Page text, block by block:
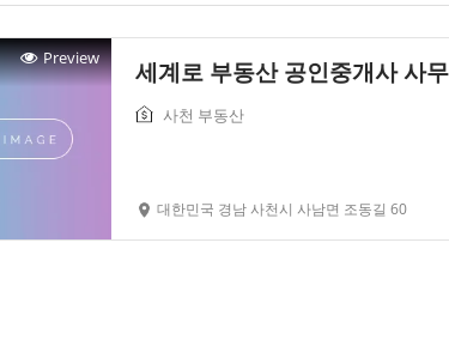
Preview 세계로 부동산 공인중개사 사
사천 부동산
대한민국 경남 사천시 사남면 조동길 60